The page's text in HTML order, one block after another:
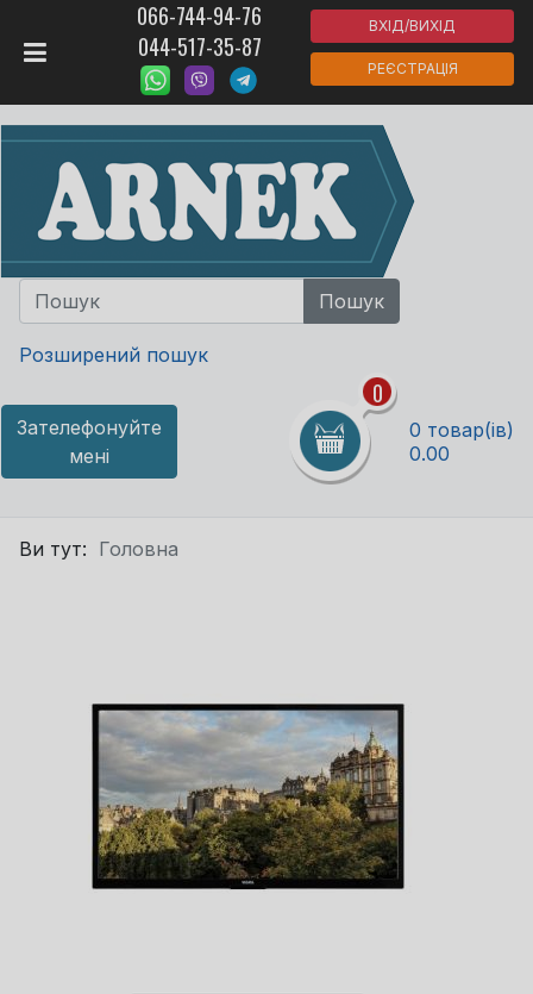
066-744-94-76
044-517-35-87
ВХІД/ВИХІД
РЕЄСТРАЦІЯ
Розширений пошук
Зателефонуйте
мені
0
0 товар(ів)
0.00
Ви тут: Головна